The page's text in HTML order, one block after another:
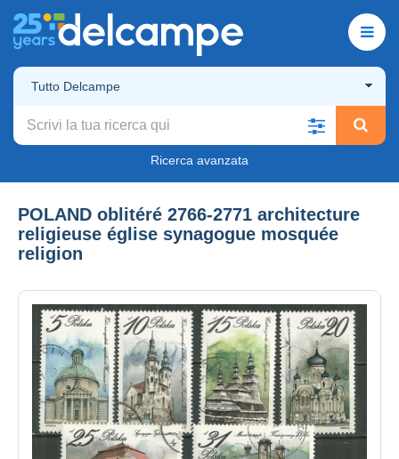
Tutto Delcampe
Ricerca avanzata
POLAND oblitéré 2766-2771 architecture
religieuse église synagogue mosquée
religion